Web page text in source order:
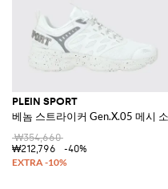
PLEIN SPORT
베놈 스트라이커 Gen.X.05 메시
₩354,660
₩212,796
-40%